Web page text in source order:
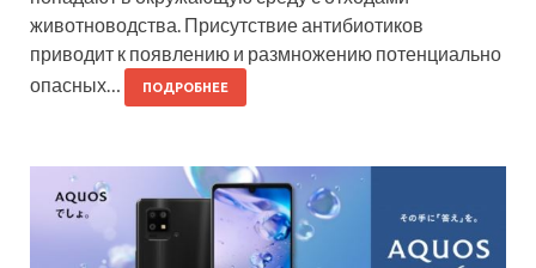
животноводства. Присутствие антибиотиков
приводит к появлению и размножению потенциально
опасных…
ПОДРОБНЕЕ